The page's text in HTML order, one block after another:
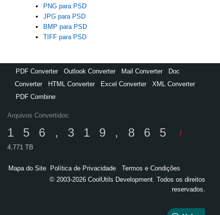
PNG para PSD
JPG para PSD
BMP para PSD
TIFF para PSD
PDF Converter Outlook Converter Mail Converter
Doc
Converter
HTML Converter Excel Converter XML Converter
PDF Combine
Arquivos Convertidos:
156,319,865
/
4,771 TB
Mapa do Site Política de Privacidade
Termos e Condições
© 2003-2026 CoolUtils Development. Todos os direitos
reservados.